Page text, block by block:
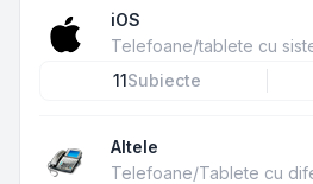
iOS
Telefoane/tablete cu
11Subiecte
Altele
Telefoane/Tablete cu